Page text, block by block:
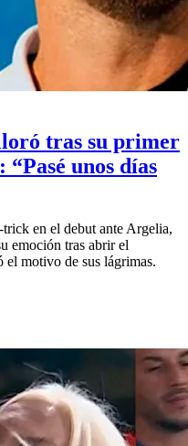
tras su primer
unos días
en el debut ante Argelia,
emoción tras abrir el
el motivo de sus lágrimas.